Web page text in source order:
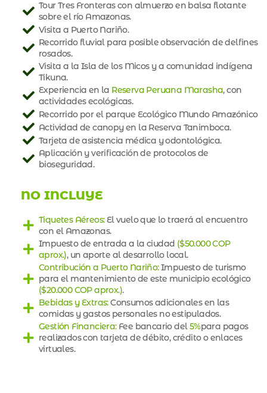
Tour Tres Fronteras con almuerzo en balsa flotante
sobre el río Amazonas.
Visita a Puerto Nariño.
Recorrido fluvial para posible observación de delfines
rosados.
Visita a la Isla de los Micos y a comunidad indígena
Tikuna.
Experiencia en la Reserva Peruana Marasha, con
actividades ecológicas.
Recorrido por el parque Ecológico Mundo Amazónico
Actividad de canopy en la Reserva Tanimboca.
Tarjeta de asistencia médica y odontológica.
Aplicación y verificación de protocolos de
bioseguridad.
NO INCLUYE
Tiquetes Aéreos:El vuelo que lo traerá al encuentro
con el Amazonas.
Impuesto de entrada a la ciudad ($50.000 COP
aprox.), un aporte al desarrollo local.
Contribución a Puerto Nariño:Impuesto de turismo
para el mantenimiento de este municipio ecológico
($20.000 COP aprox.).
Bebidas y Extras:Consumos adicionales en las
comidas y gastos personales no estipulados.
Gestión Financiera:Fee bancario del5%para pagos
realizados con tarjeta de débito, crédito o enlaces
virtuales.